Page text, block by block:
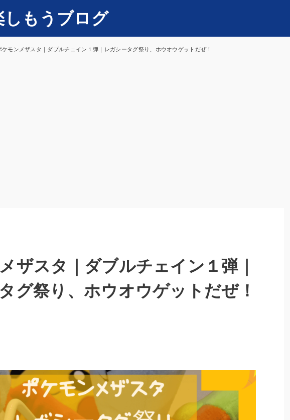
もうブログ
ケモンメザスタ｜ダブルチェイン１弾｜レガシータグ祭り、ホウオウゲットだぜ！
ザスタ｜ダブルチェイン１弾｜
グ祭り、ホウオウゲットだぜ！